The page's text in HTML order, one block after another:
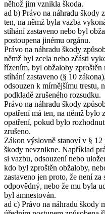
něhož jim vznikla škoda.
ad b) Právo na náhradu škody
ten, na němž byla vazba
stíhání zastaveno nebo byl
postoupena jinému orgánu.
Právo na náhradu škody
němž byl zcela nebo zčásti
řízením, byl obžaloby
stíhání zastaveno (§ 10
odsouzen k mírnějšímu trestu,
podkladě zrušeného rozsudku.
Právo na náhradu škody
opatření má ten, na němž bylo
opatření, pokud bylo
zrušeno.
Zákon výslovně stanoví v §
škody nevznikne. Například
si vazbu, odsouzení nebo
kdo byl zproštěn obžaloby,
zastaveno jen proto, že není za
odpovědný, nebo že mu byla
byl amnestován.
ad c) Právo na náhradu škody